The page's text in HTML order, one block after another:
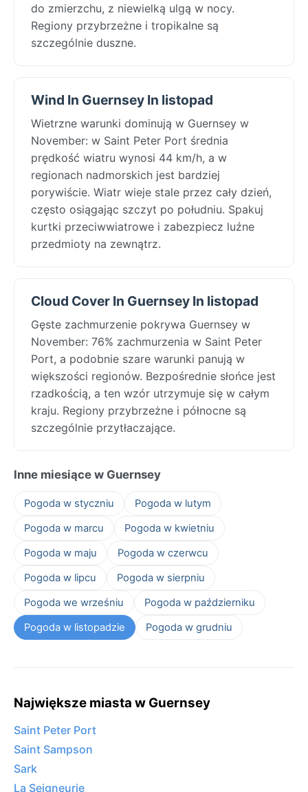
do zmierzchu, z niewielką ulgą w nocy.
Regiony przybrzeżne i tropikalne są
szczególnie duszne.
Wind In Guernsey In listopad
Wietrzne warunki dominują w Guernsey w
November: w Saint Peter Port średnia
prędkość wiatru wynosi 44 km/h, a w
regionach nadmorskich jest bardziej
porywiście. Wiatr wieje stale przez cały dzień,
często osiągając szczyt po południu. Spakuj
kurtki przeciwwiatrowe i zabezpiecz luźne
przedmioty na zewnątrz.
Cloud Cover In Guernsey In listopad
Gęste zachmurzenie pokrywa Guernsey w
November: 76% zachmurzenia w Saint Peter
Port, a podobnie szare warunki panują w
większości regionów. Bezpośrednie słońce jest
rzadkością, a ten wzór utrzymuje się w całym
kraju. Regiony przybrzeżne i północne są
szczególnie przytłaczające.
Inne miesiące w Guernsey
Pogoda w styczniu
Pogoda w lutym
Pogoda w marcu
Pogoda w kwietniu
Pogoda w maju
Pogoda w czerwcu
Pogoda w lipcu
Pogoda w sierpniu
Pogoda we wrześniu
Pogoda w październiku
Pogoda w listopadzie
Pogoda w grudniu
Największe miasta w Guernsey
Saint Peter Port
Saint Sampson
Sark
La Seigneurie